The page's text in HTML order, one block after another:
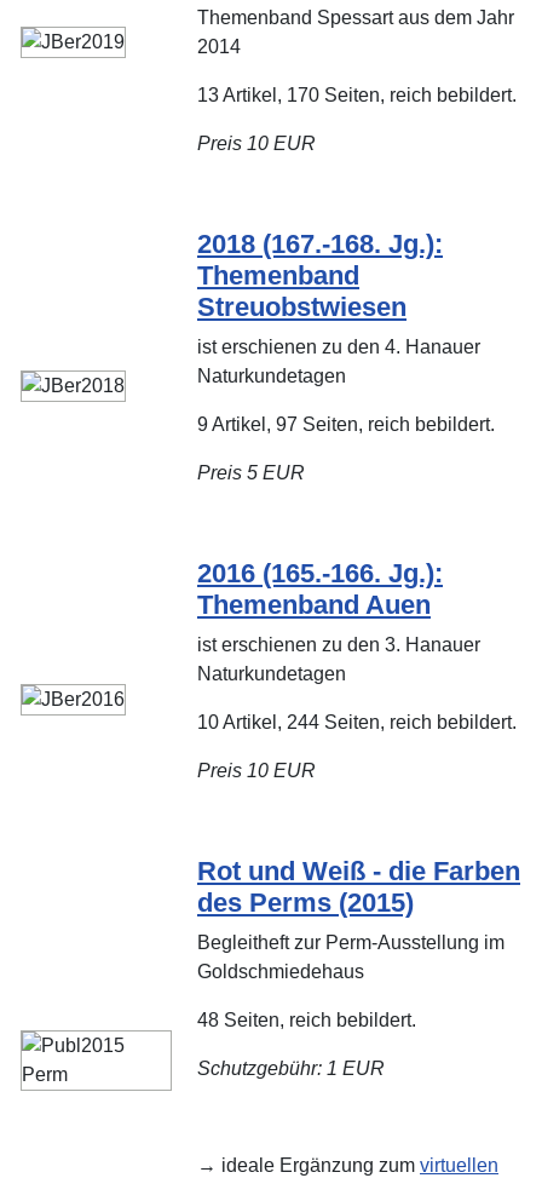
Themenband Spessart aus dem Jahr
2014
13 Artikel, 170 Seiten, reich bebildert.
Preis 10 EUR
2018 (167.-168. Jg.):
Themenband
Streuobstwiesen
ist erschienen zu den 4. Hanauer
Naturkundetagen
9 Artikel, 97 Seiten, reich bebildert.
Preis 5 EUR
2016 (165.-166. Jg.):
Themenband Auen
ist erschienen zu den 3. Hanauer
Naturkundetagen
10 Artikel, 244 Seiten, reich bebildert.
Preis 10 EUR
Rot und Weiß - die Farben
des Perms (2015)
Begleitheft zur Perm-Ausstellung im
Goldschmiedehaus
48 Seiten, reich bebildert.
Schutzgebühr: 1 EUR
→ ideale Ergänzung zum virtuellen